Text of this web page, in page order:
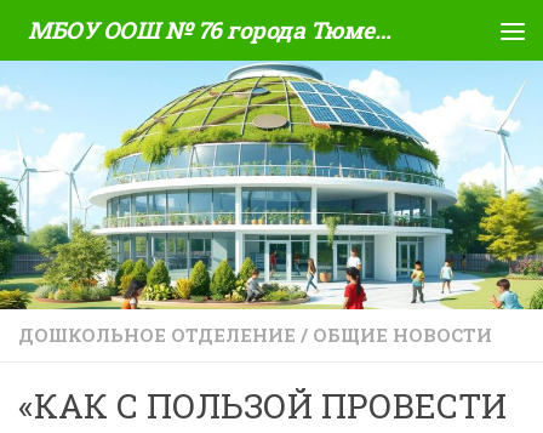
Skip to content МБОУ ООШ № 76 города Тюмени
ДОШКОЛЬНОЕ ОТДЕЛЕНИЕ / ОБЩИЕ НОВОСТИ
«КАК С ПОЛЬЗОЙ ПРОВЕСТИ